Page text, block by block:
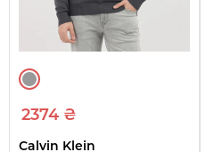
2374 ₴
Calvin Klein